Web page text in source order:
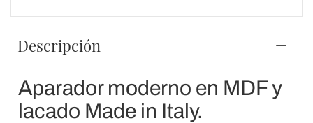
Descripción
Aparador moderno en MDF y
lacado Made in Italy.